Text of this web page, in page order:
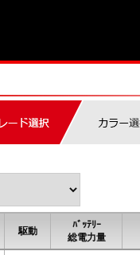
駆動
ﾊﾞｯﾃﾘｰ
総電力量